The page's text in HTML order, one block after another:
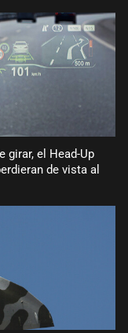
girar, el Head-Up
de vista al